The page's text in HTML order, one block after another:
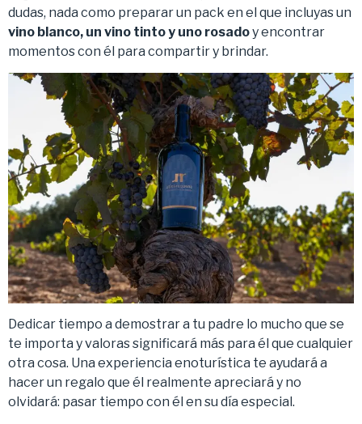
dudas, nada como preparar un pack en el que incluyas un
vino blanco, un vino tinto y uno rosadoy encontrar
momentos con él para compartir y brindar.
Dedicar tiempo a demostrar a tu padre lo mucho que se
te importa y valoras significará más para él que cualquier
otra cosa. Una experiencia enoturística te ayudará a
hacer un regalo que él realmente apreciará y no
olvidará: pasar tiempo con él en su día especial.